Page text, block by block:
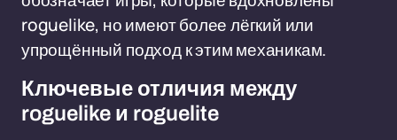
roguelike, но имеют более лёгкий или
упрощённый подход к этим механикам.
Ключевые отличия между
roguelike и roguelite